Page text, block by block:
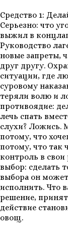
Средство 1:
Серьезно: что
выжил в
Руководство
новые запреты,
друг другу.
ситуации, где
суровому
теряли волю и
противоядие:
лечь спать
слухи? Ложись.
потому, что
потому, что так
контроль в
выбор: сделать
выбора он
исполнить. Что
решение,
действие
овощ.